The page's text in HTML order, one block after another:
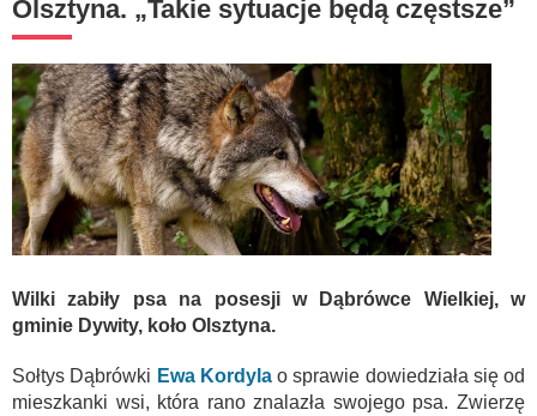
Olsztyna. „Takie sytuacje będą częstsze”
Wilki zabiły psa na posesji w Dąbrówce Wielkiej, w
gminie Dywity, koło Olsztyna.
Sołtys Dąbrówki Ewa Kordylao sprawie dowiedziała się od
mieszkanki wsi, która rano znalazła swojego psa. Zwierzę